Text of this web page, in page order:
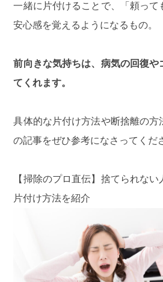
一緒に片付けることで、「頼って
安心感を覚えるようになるもの。
前向きな気持ちは、病気の回復や
てくれます。
具体的な片付け方法や断捨離の方
の記事をぜひ参考になさってくだ
【掃除のプロ直伝】捨てられな
片付け方法を紹介